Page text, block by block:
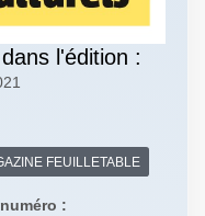
l'édition :
FEUILLETABLE
: